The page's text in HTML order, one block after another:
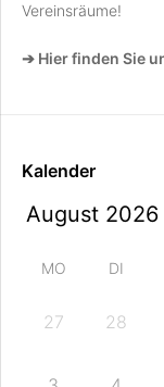
Vereinsräume!
➔ Hier finden Sie
Kalender
MO DI
27 28